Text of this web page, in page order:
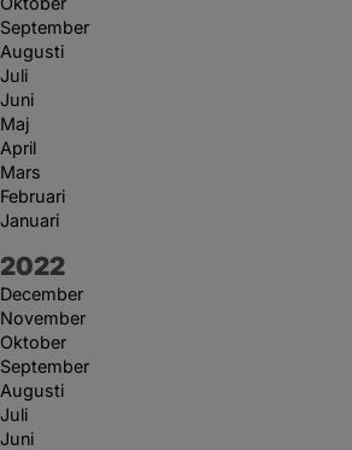
September
Augusti
Juli
Juni
Maj
April
Mars
Februari
Januari
År:
2022
December
November
Oktober
September
Augusti
Juli
Juni